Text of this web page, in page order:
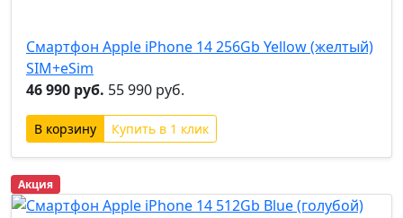
Смартфон Apple iPhone 14 256Gb Yellow (желтый)
SIM+eSim
46 990 руб. 55 990 руб.
Купить в 1 клик
Акция